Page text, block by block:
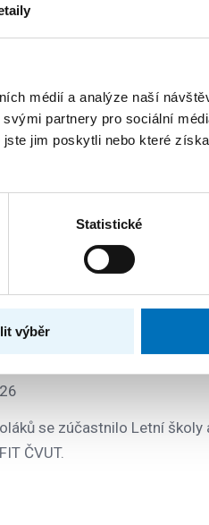
médií a analýze naší
partnery pro sociální
jim poskytli nebo které
Statistické
výběr
královen.
AI, ale tvořit ji.
vlastní inteligentní
se zúčastnilo Letní školy
ČVUT.